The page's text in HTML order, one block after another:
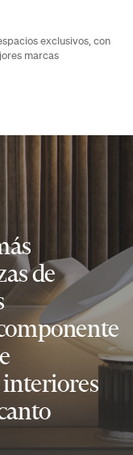
exclusivos, con
marcas
de